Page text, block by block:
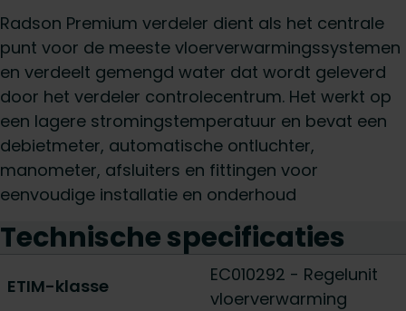
Radson Premium verdeler dient als het centrale
punt voor de meeste vloerverwarmingssystemen
en verdeelt gemengd water dat wordt geleverd
door het verdeler controlecentrum. Het werkt op
een lagere stromingstemperatuur en bevat een
debietmeter, automatische ontluchter,
manometer, afsluiters en fittingen voor
eenvoudige installatie en onderhoud
Technische specificaties
ETIM-klasse
EC010292 - Regelunit
vloerverwarming